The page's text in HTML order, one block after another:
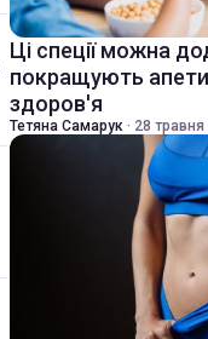
Ці спеції можна
покращують
здоров'я
Тетяна Самарук · 28